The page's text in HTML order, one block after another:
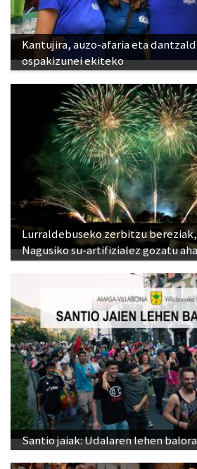
Kantujira, auzo-afaria eta
ospakizunei ekiteko
Lurraldebuseko zerbitzu
Nagusiko su-artifizialez gozatu
Santio jaiak: Udalaren lehen